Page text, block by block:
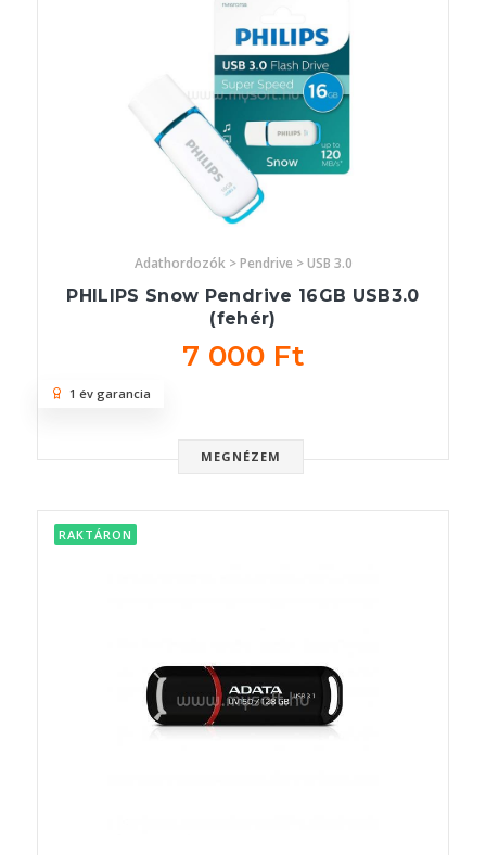
Adathordozók > Pendrive > USB 3.0
PHILIPS Snow Pendrive 16GB USB3.0
(fehér)
7 000 Ft
MEGNÉZEM
1 év garancia
RAKTÁRON